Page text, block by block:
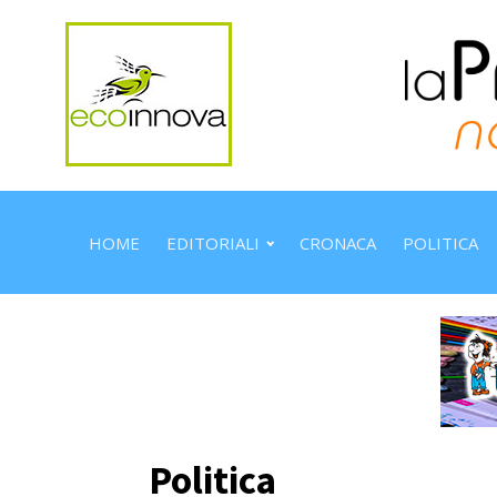
HOME EDITORIALI CRONACA POLITICA
Politica